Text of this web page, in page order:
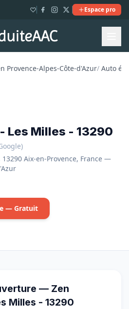
Espace pro
Provence-Alpes-Côte-d'Azur/ Auto
Les Milles - 13290
13290 Aix-en-Provence, France —
— Gratuit
— Zen
Milles - 13290